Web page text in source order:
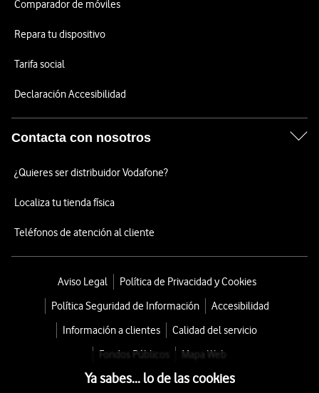
Comparador de móviles
Repara tu dispositivo
Tarifa social
Declaración Accesibilidad
Contacta con nosotros
¿Quieres ser distribuidor Vodafone?
Localiza tu tienda física
Teléfonos de atención al cliente
Aviso Legal
Política de Privacidad y Cookies
Política Seguridad de Información
Accesibilidad
Información a clientes
Calidad del servicio
Fondos Públicos
Mapa Web
Ya sabes... lo de las cookies